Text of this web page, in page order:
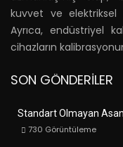
kuvvet ve elektriksel
Ayrıca, endüstriyel
cihazların
SON GÖNDERILER
Standart Olmayan
730 Görüntüleme